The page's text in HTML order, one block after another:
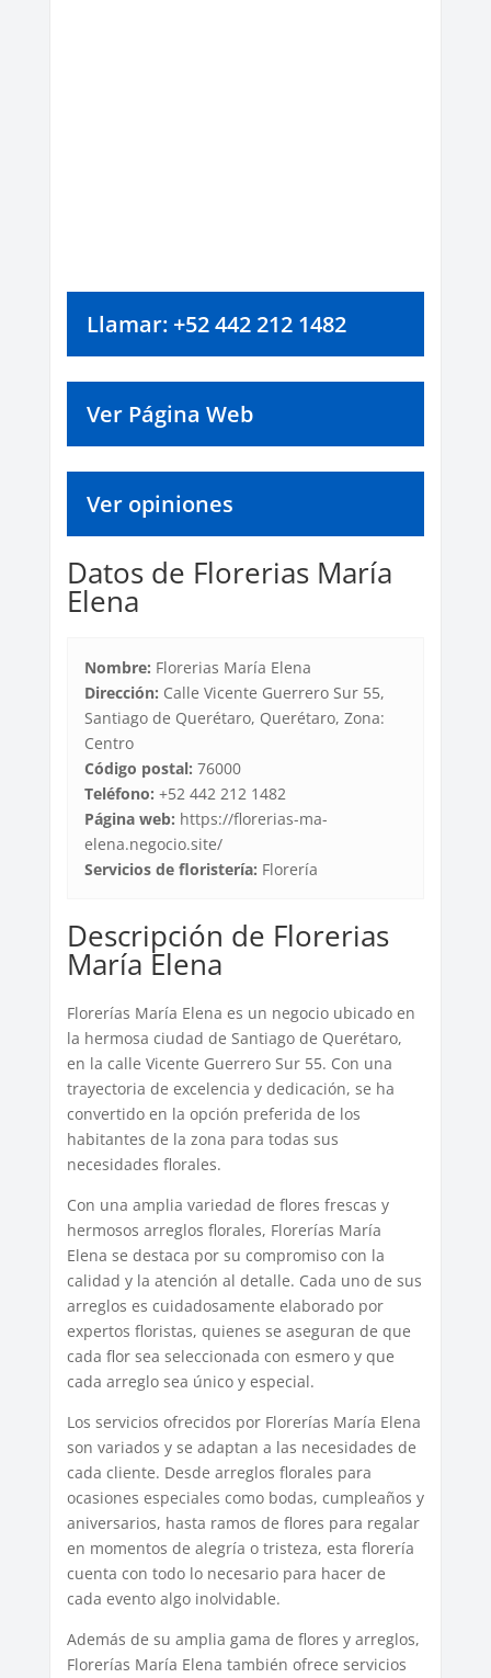
Llamar: +52 442 212 1482
Ver Página Web
Ver opiniones
Datos de Florerias María
Elena
Nombre: Florerias María Elena
Dirección: Calle Vicente Guerrero Sur 55,
Santiago de Querétaro, Querétaro, Zona:
Centro
Código postal: 76000
Teléfono: +52 442 212 1482
Página web: https://florerias-ma-
elena.negocio.site/
Servicios de floristería: Florería
Descripción de Florerias
María Elena
Florerías María Elena es un negocio ubicado en
la hermosa ciudad de Santiago de Querétaro,
en la calle Vicente Guerrero Sur 55. Con una
trayectoria de excelencia y dedicación, se ha
convertido en la opción preferida de los
habitantes de la zona para todas sus
necesidades florales.
Con una amplia variedad de flores frescas y
hermosos arreglos florales, Florerías María
Elena se destaca por su compromiso con la
calidad y la atención al detalle. Cada uno de sus
arreglos es cuidadosamente elaborado por
expertos floristas, quienes se aseguran de que
cada flor sea seleccionada con esmero y que
cada arreglo sea único y especial.
Los servicios ofrecidos por Florerías María Elena
son variados y se adaptan a las necesidades de
cada cliente. Desde arreglos florales para
ocasiones especiales como bodas, cumpleaños y
aniversarios, hasta ramos de flores para regalar
en momentos de alegría o tristeza, esta florería
cuenta con todo lo necesario para hacer de
cada evento algo inolvidable.
Además de su amplia gama de flores y arreglos,
Florerías María Elena también ofrece servicios